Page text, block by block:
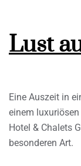
Lust
Eine Auszeit in
einem
Hotel & Chalets
besonderen Art.